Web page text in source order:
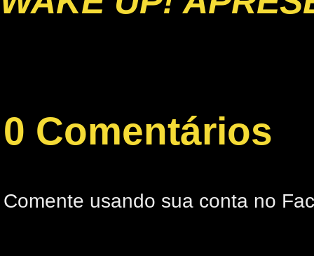
0 Comentários
Comente usando sua conta no